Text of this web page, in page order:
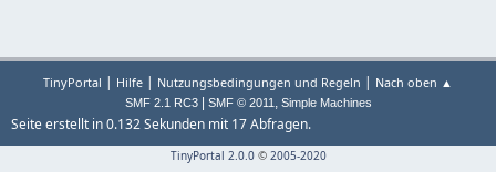
TinyPortal | Hilfe | Nutzungsbedingungen und Regeln | Nach oben ▲
SMF 2.1 RC3| SMF © 2011, Simple Machines
Seite erstellt in 0.132 Sekunden mit 17 Abfragen.
TinyPortal 2.0.0© 2005-2020